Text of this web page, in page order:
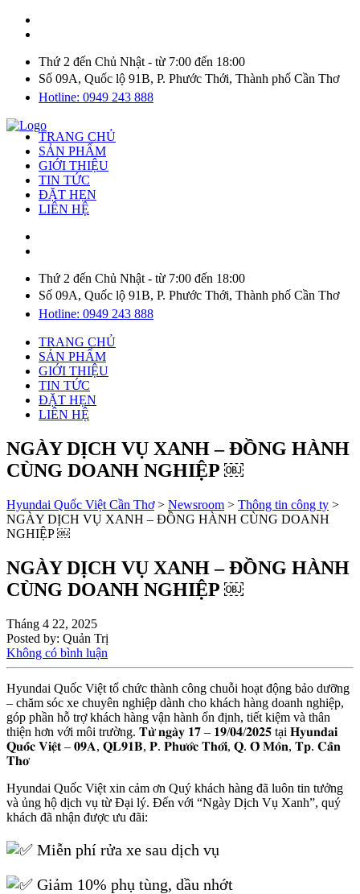
Thứ 2 đến Chủ Nhật - từ 7:00 đến 18:00
Số 09A, Quốc lộ 91B, P. Phước Thới, Thành phố Cần Thơ
Hotline: 0949 243 888
TRANG CHỦ
SẢN PHẨM
GIỚI THIỆU
TIN TỨC
ĐẶT HẸN
LIÊN HỆ
Thứ 2 đến Chủ Nhật - từ 7:00 đến 18:00
Số 09A, Quốc lộ 91B, P. Phước Thới, Thành phố Cần Thơ
Hotline: 0949 243 888
TRANG CHỦ
SẢN PHẨM
GIỚI THIỆU
TIN TỨC
ĐẶT HẸN
LIÊN HỆ
NGÀY DỊCH VỤ XANH – ĐỒNG HÀNH
CÙNG DOANH NGHIỆP ￼
Hyundai Quốc Việt Cần Thơ> Newsroom > Thông tin công ty >
NGÀY DỊCH VỤ XANH – ĐỒNG HÀNH CÙNG DOANH
NGHIỆP ￼
NGÀY DỊCH VỤ XANH – ĐỒNG HÀNH
CÙNG DOANH NGHIỆP ￼
Tháng 4 22, 2025
Posted by: Quản Trị
Không có bình luận
Hyundai Quốc Việt tổ chức thành công chuỗi hoạt động bảo dưỡng
– chăm sóc xe chuyên nghiệp dành cho khách hàng doanh nghiệp,
góp phần hỗ trợ khách hàng vận hành ổn định, tiết kiệm và thân
thiện hơn với môi trường. 𝐓𝐮̛̀ 𝐧𝐠𝐚̀𝐲 𝟏𝟕 – 𝟏𝟗/𝟎𝟒/𝟐𝟎𝟐𝟓 tại 𝐇𝐲𝐮𝐧𝐝𝐚𝐢
𝐐𝐮𝐨̂́𝐜 𝐕𝐢𝐞̣̂𝐭 – 𝟎𝟗𝐀, 𝐐𝐋𝟗𝟏𝐁, 𝐏. 𝐏𝐡𝐮̛𝐨̛́𝐜 𝐓𝐡𝐨̛́𝐢, 𝐐. 𝐎̂ 𝐌𝐨̂𝐧, 𝐓𝐩. 𝐂𝐚̂̀𝐧
𝐓𝐡𝐨̛
Hyundai Quốc Việt xin cảm ơn Quý khách hàng đã luôn tin tưởng
và ủng hộ dịch vụ từ Đại lý. Đến với “Ngày Dịch Vụ Xanh”, quý
khách đã nhận được ưu đãi:
Miễn phí rửa xe sau dịch vụ
Giảm 10% phụ tùng, dầu nhớt